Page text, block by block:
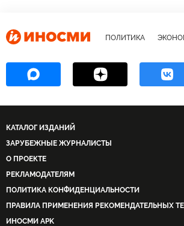
ПОЛИТИКА
КАТАЛОГ ИЗДАНИЙ
ЗАРУБЕЖНЫЕ ЖУРНАЛИСТЫ
О ПРОЕКТЕ
РЕКЛАМОДАТЕЛЯМ
ПОЛИТИКА КОНФИДЕНЦИАЛЬНОСТИ
ПРАВИЛА ПРИМЕНЕНИЯ РЕКОМЕНДАТЕЛЬНЫХ
ИНОСМИ APK